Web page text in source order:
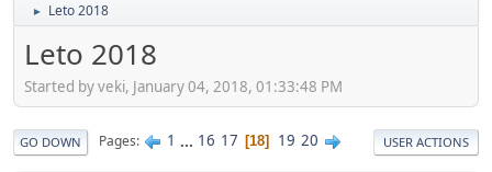
► Leto 2018
Leto 2018
Started by veki, January 04, 2018, 01:33:48 PM
GO DOWN Pages 1 ... 16 17 18 19 20 USER ACTIONS